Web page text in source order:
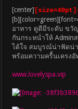
[center]
อาหาร ดูดีมีระดับ ขวั
กันกระหน่ำให้ Admin
ได้ใจ สมบูรณ์น่าฟัดน่
พร้อมความครื้นเครง
www.lovelyspa.vip